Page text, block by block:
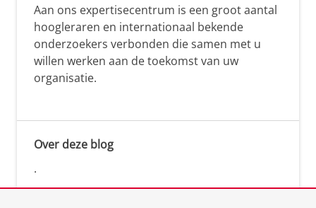
Aan ons expertisecentrum is een groot aantal
hoogleraren en internationaal bekende
onderzoekers verbonden die samen met u
willen werken aan de toekomst van uw
organisatie.
Over deze blog
.